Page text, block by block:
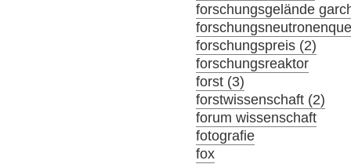
forschungsgelände
forschungspreis (2)
forschungsreaktor
forst (3)
forstwissenschaft (2)
forum wissenschaft
fotografie
fox